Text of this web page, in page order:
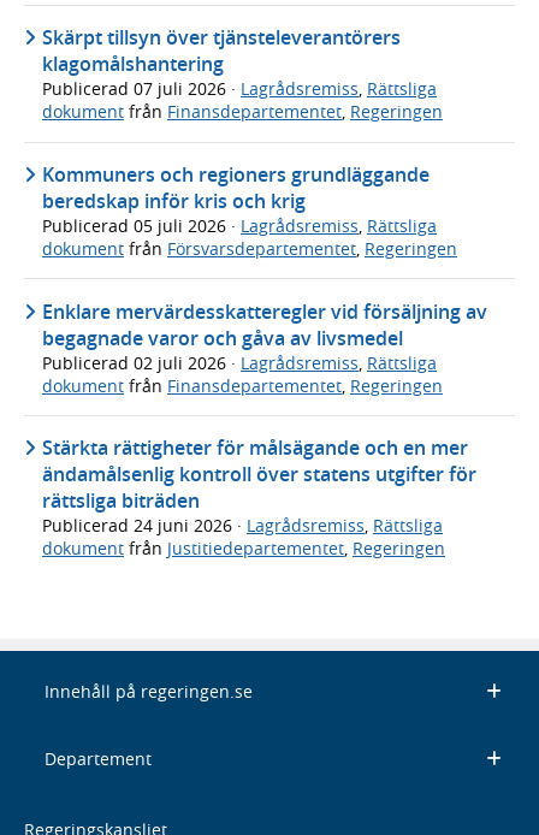
Skärpt tillsyn över tjänsteleverantörers
klagomålshantering
Publicerad 07 juli 2026 · Lagrådsremiss, Rättsliga
dokument från Finansdepartementet, Regeringen
Kommuners och regioners grundläggande
beredskap inför kris och krig
Publicerad 05 juli 2026 · Lagrådsremiss, Rättsliga
dokument från Försvarsdepartementet, Regeringen
Enklare mervärdesskatteregler vid försäljning av
begagnade varor och gåva av livsmedel
Publicerad 02 juli 2026 · Lagrådsremiss Rättsliga
dokument från Finansdepartementet Regeringen
Stärkta rättigheter för målsägande och en mer
ändamålsenlig kontroll över statens utgifter för
rättsliga biträden
Publicerad 24 juni 2026 · Lagrådsremiss, Rättsliga
dokument från Justitiedepartementet, Regeringen
Innehåll på regeringen.se
Departement
Regeringskansliet